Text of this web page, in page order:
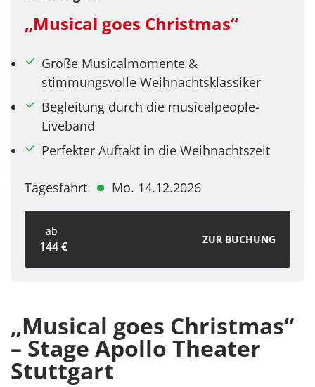
„Musical goes Christmas“
Große Musicalmomente &
stimmungsvolle Weihnachtsklassiker
Begleitung durch die musicalpeople-
Liveband
Perfekter Auftakt in die Weihnachtszeit
Tagesfahrt Mo. 14.12.2026
ab
144 € ZUR BUCHUNG
„Musical goes Christmas“
– Stage Apollo Theater
Stuttgart